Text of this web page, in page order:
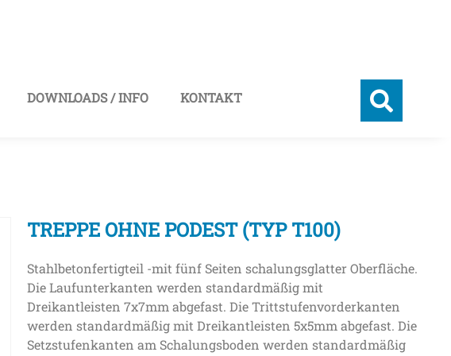
DOWNLOADS / INFO KONTAKT
TREPPE OHNE PODEST (TYP T100)
Stahlbetonfertigteil -mit fünf Seiten schalungsglatter Oberfläche.
Die Laufunterkanten werden standardmäßig mit
Dreikantleisten 7x7mm abgefast. Die Trittstufenvorderkanten
werden standardmäßig mit Dreikantleisten 5x5mm abgefast. Die
Setzstufenkanten am Schalungsboden werden standardmäßig